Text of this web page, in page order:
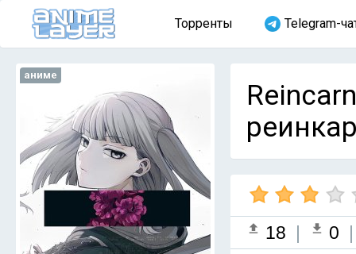
Торренты Telegram-
аниме
18 | 0